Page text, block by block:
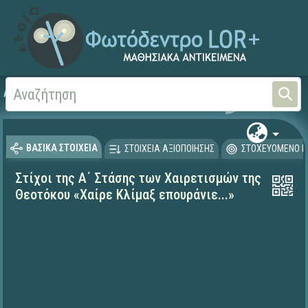
Αρχική
ΒΑΣΙΚΑ ΣΤΟΙΧΕΙΑ ΣΤΟΙΧΕΙΑ ΑΞΙΟΠΟΙΗΣΗΣ ΣΤΟΧΕΥΟΜΕΝΟ
Στίχοι της Α΄ Στάσης των Χαιρετισμών της
Θεοτόκου «Χαίρε Κλίμαξ επουράνιε...»